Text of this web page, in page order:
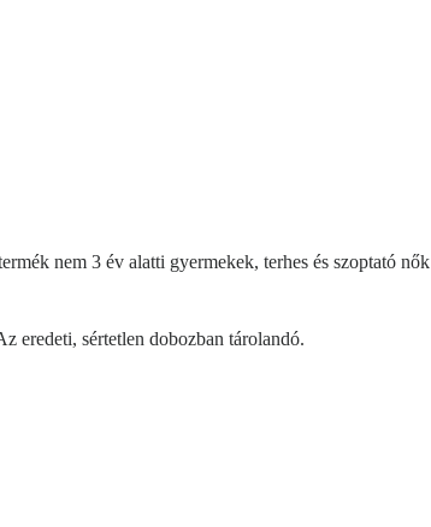
nem 3 év alatti gyermekek, terhes és szoptató nők
eredeti, sértetlen dobozban tárolandó.